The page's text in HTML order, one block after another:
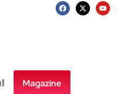
Magazine